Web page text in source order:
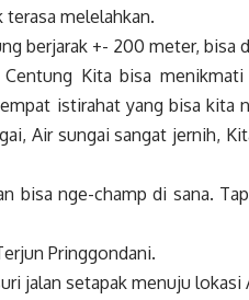
terasa melelahkan.
berjarak +- 200 meter, bisa
Kita bisa
istirahat yang bisa kita
Air sungai sangat jernih,
bisa nge-champ di sana.
Pringgondani.
jalan setapak menuju lokasi